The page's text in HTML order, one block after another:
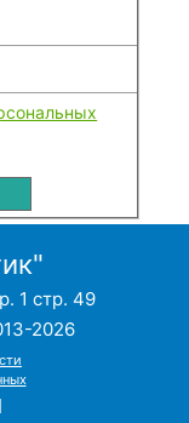
1 стр. 49
2026